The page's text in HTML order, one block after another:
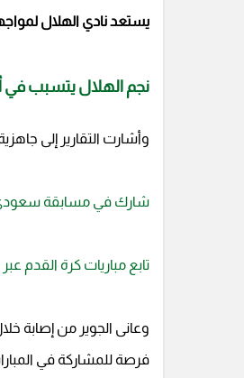
يستعد نادي الهلال لمواجهة خصمه
نجم الهلال يتسبب
وأشارت التقارير إلى
شارك في مسابقة
تابع مباريات كرة
وعانى الجوير من إصابة
فرصة للمشاركة في